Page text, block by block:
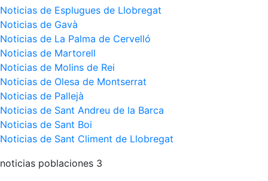
Noticias de Esplugues de Llobregat
Noticias de Gavà
Noticias de La Palma de Cervelló
Noticias de Martorell
Noticias de Molins de Rei
Noticias de Olesa de Montserrat
Noticias de Pallejà
Noticias de Sant Andreu de la Barca
Noticias de Sant Boi
Noticias de Sant Climent de Llobregat
noticias poblaciones 3